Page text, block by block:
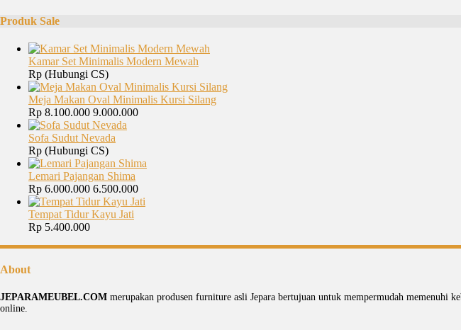
Produk Sale
Kamar Set Minimalis Modern Mewah
Rp (Hubungi CS)
Meja Makan Oval Minimalis Kursi Silang
Rp 8.100.000 9.000.000
Sofa Sudut Nevada
Rp (Hubungi CS)
Lemari Pajangan Shima
Rp 6.000.000 6.500.000
Tempat Tidur Kayu Jati
Rp 5.400.000
About
JEPARAMEUBEL.COM merupakan produsen furniture asli Jepara bertujuan untuk mempermudah memenuhi
online.